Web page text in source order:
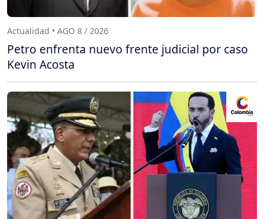
Actualidad • AGO 8 / 2026
Petro enfrenta nuevo frente judicial por caso
Kevin Acosta